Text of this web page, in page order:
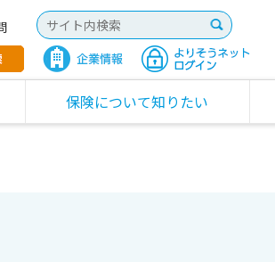
保険について知りたい